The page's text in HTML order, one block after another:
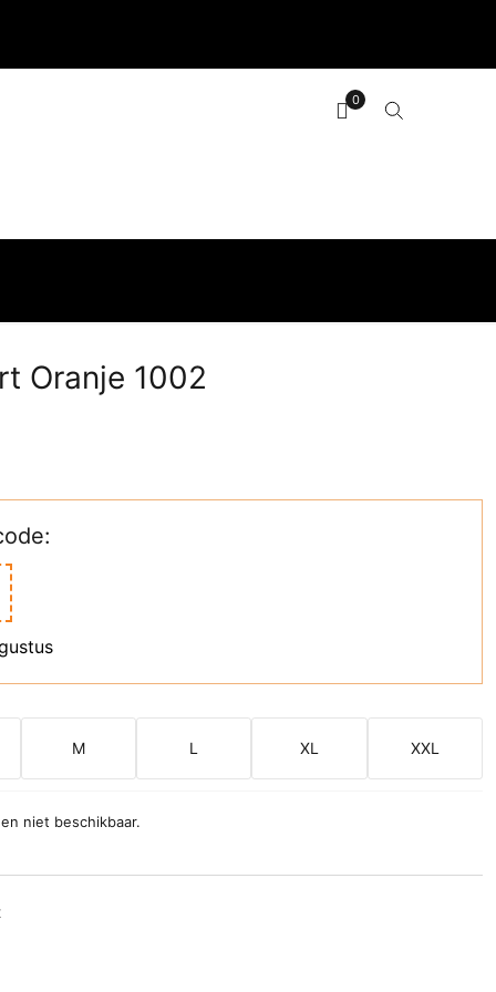
0
Oranje 1002
M L XL XXL
niet beschikbaar.